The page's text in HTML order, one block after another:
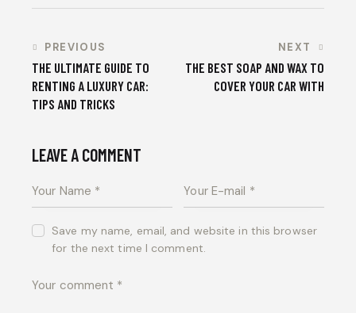
PREVIOUS
THE ULTIMATE GUIDE TO
RENTING A LUXURY CAR:
TIPS AND TRICKS
NEXT
THE BEST SOAP AND WAX TO
COVER YOUR CAR WITH
LEAVE A COMMENT
Save my name, email, and website in this browser
for the next time I comment.